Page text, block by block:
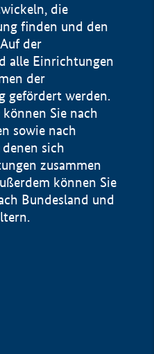
die
finden und den
der
alle Einrichtungen
der
gefördert werden.
Sie nach
sowie nach
sich
zusammen
können Sie
Bundesland und